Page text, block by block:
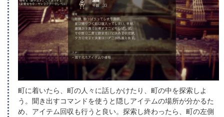
町に着いたら、町の人々に話しかけたり、町の中を探索しよ
う。聞き出すコマンドを使うと隠しアイテムの場所が分かるた
め、アイテム回収も行うと良い。探索し終わったら、町の左側